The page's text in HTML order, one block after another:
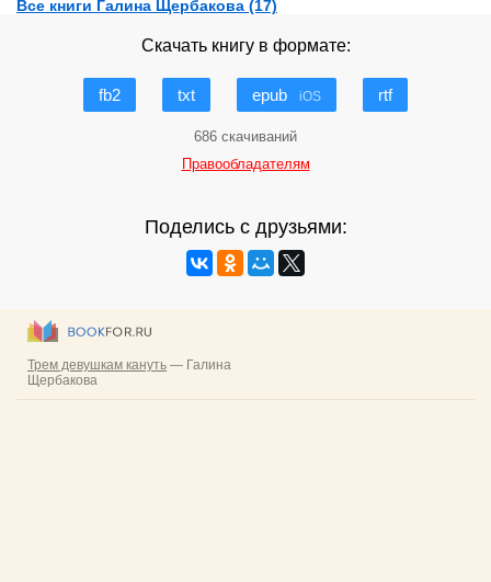
Все книги Галина Щербакова (17)
Скачать книгу в формате:
fb2 txt epub iOS rtf
686 скачиваний
Правообладателям
Поделись с друзьями: